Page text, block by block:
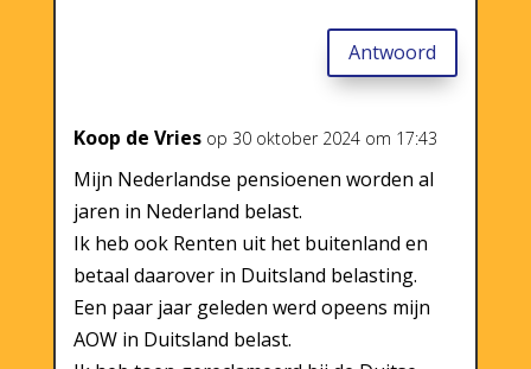
Antwoord
Koop de Vries op 30 oktober 2024 om 17:43
Mijn Nederlandse pensioenen worden al
jaren in Nederland belast.
Ik heb ook Renten uit het buitenland en
betaal daarover in Duitsland belasting.
Een paar jaar geleden werd opeens mijn
AOW in Duitsland belast.